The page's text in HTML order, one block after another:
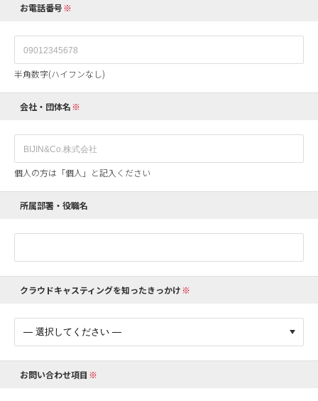
お電話番号
半角数字(ハイフンなし)
会社・団体名
個人の方は「個人」と記入ください
所属部署・役職名
クラウドキャスティングを知ったきっかけ
お問い合わせ項目